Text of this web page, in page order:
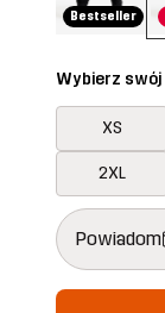
Bestseller
Wybierz
XS
2XL
Powiadom
Ten
{{size}} nie